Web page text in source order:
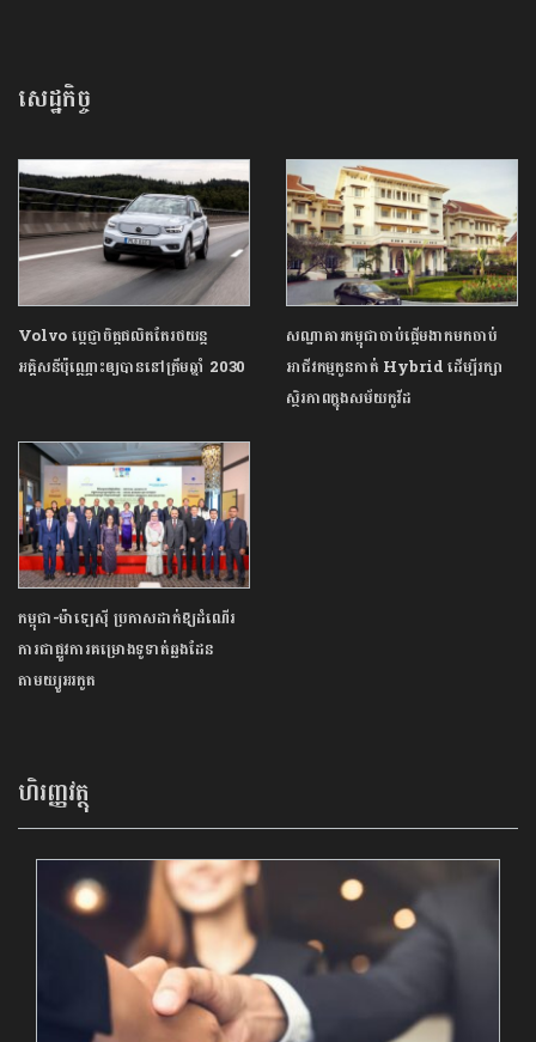
សេដ្ឋកិច្ច
Volvo ប្តេជ្ញាចិត្តផលិតតែរថយន្ត
អគ្គិសនីប៉ុណ្ណោះឲ្យបាននៅត្រឹមឆ្នាំ 2030
សណ្ឋាគារកម្ពុជាចាប់ផ្តើមងាកមកចាប់
អាជីវកម្មកូនកាត់ Hybrid ដើម្បីរក្សា
ស្ថិរភាពក្នុងសម័យកូវីដ
កម្ពុជា-ម៉ាឡេស៊ី ប្រកាសដាក់ឱ្យដំណើរ
ការជាផ្លូវការគម្រោងទូទាត់ឆ្លងដែន
តាមយ្យូអរកូត
ហិរញ្ញវត្ថុ